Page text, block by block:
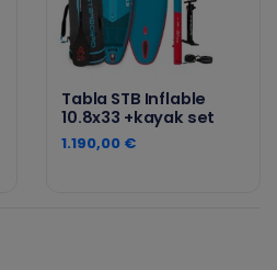
Tabla STB Inflable
10.8x33 +kayak set
1.190,00 €